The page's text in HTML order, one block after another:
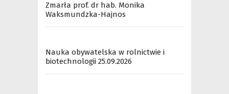
Zmarła prof. dr hab. Monika
Waksmundzka-Hajnos
Nauka obywatelska w rolnictwie i
biotechnologii 25.09.2026